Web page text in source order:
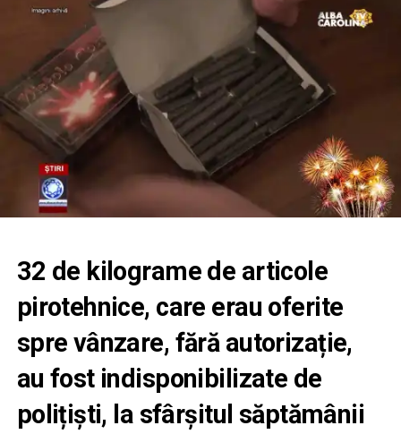
32 de kilograme de articole
pirotehnice, care erau oferite
spre vânzare, fără autorizație,
au fost indisponibilizate de
polițiști, la sfârșitul săptămânii